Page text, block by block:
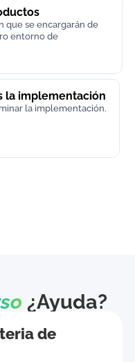
una llamada, es gratis.
que se encargarán de